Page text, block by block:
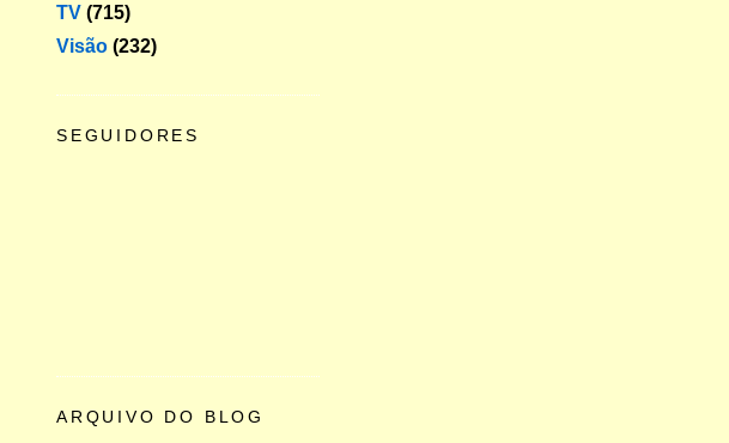
TV (715)
Visão (232)
SEGUIDORES
ARQUIVO DO BLOG